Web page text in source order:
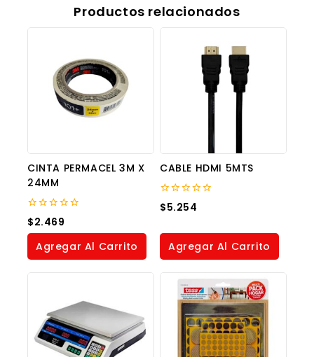
Productos relacionados
CINTA PERMACEL 3M X
24MM
0
out
of
$2.469
Agregar Al Carrito
CABLE HDMI 5MTS
0
out
5
$5.254
Agregar Al Carrito